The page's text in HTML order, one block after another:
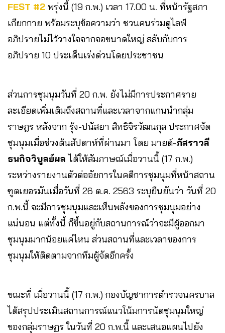
FEST #2 พรุ่งนี้ (19 ก.พ.) เวลา 17.00 น. ที่หน้ารัฐสภา
เกียกกาย พร้อมระบุข้อความว่า ชวนคนร่วมดูไลฟ์
อภิปรายไม่ไว้วางใจจากจอขนาดใหญ่ สลับกับการ
อภิปราย 10 ประเด็นเร่งด่วนโดยประชาชน
ส่วนการชุมนุมวันที่ 20 ก.พ. ยังไม่มีการประกาศราย
ละเอียดเพิ่มเติมถึงสถานที่และเวลาจากแกนนำกลุ่ม
ราษฎร หลังจาก รุ้ง-ปนัสยา สิทธิจิรวัฒนกุล ประกาศจัด
ชุมนุมเมื่อช่วงต้นสัปดาห์ที่ผ่านมา โดย มายด์-ภัสราวลี
ธนกิจวิบูลย์ผล ได้ให้สัมภาษณ์เมื่อวานนี้ (17 ก.พ.)
ระหว่างรายงานตัวต่ออัยการในคดีการชุมนุมที่หน้าสถาน
ฑูตเยอรมันเมื่อวันที่ 26 ต.ค. 2563 ระบุยืนยันว่า วันที่ 20
ก.พ.นี้ จะมีการชุมนุมและเห็นพลังของการชุมนุมอย่าง
แน่นอน แต่ทั้งนี้ ก็ขึ้นอยู่กับสถานการณ์ว่าจะมีผู้ออกมา
ชุมนุมมากน้อยแค่ไหน ส่วนสถานที่และเวลาของการ
ชุมนุมให้ติดตามจากทีมผู้จัดอีกครั้ง
ขณะที่ เมื่อวานนี้ (17 ก.พ.) กองบัญชาการตำรวจนครบาล
ได้สรุปประเมินสถานการณ์แนวโน้มการนัดชุมนุมใหญ่
ของกลุ่มราษฏร ในวันที่ 20 ก.พ.นี้ และเสนอแผนไปยัง